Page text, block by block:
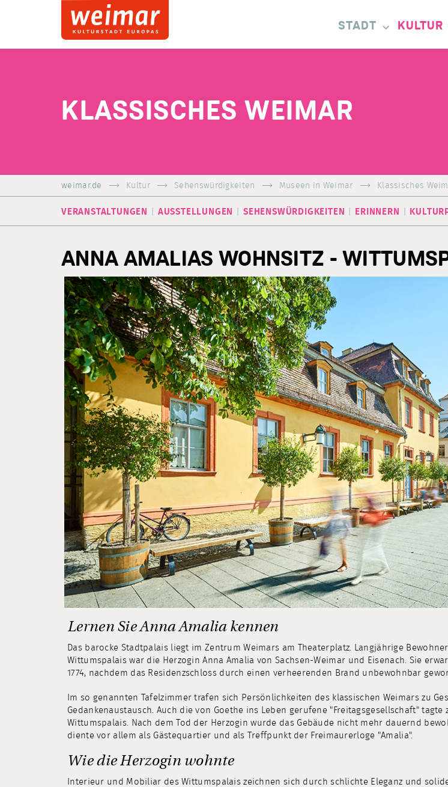
STADT KULTUR
KLASSISCHES WEIMAR
weimar.de Kultur Sehenswürdigkeiten Museen in Weimar Klassisches
VERANSTALTUNGEN AUSSTELLUNGEN SEHENSWÜRDIGKEITEN ERINNERN
ANNA AMALIAS WOHNSITZ -
Lernen Sie Anna Amalia kennen
Das barocke Stadtpalais liegt im Zentrum Weimars am Theaterplatz. Langjährige
Wittumspalais war die Herzogin Anna Amalia von Sachsen-Weimar und Eisenach. Sie
1774, nachdem das Residenzschloss durch einen verheerenden Brand unbewohnbar
Im so genannten Tafelzimmer trafen sich Persönlichkeiten des klassischen Weimars zu
Gedankenaustausch. Auch die von Goethe ins Leben gerufene "Freitagsgesellschaft" tagte
Wittumspalais. Nach dem Tod der Herzogin wurde das Gebäude nicht mehr dauernd
diente vor allem als Gästequartier und als Treffpunkt der Freimaurerloge "Amalia".
Wie die Herzogin wohnte
Interieur und Mobiliar des Wittumspalais zeichnen sich durch schlichte Eleganz und